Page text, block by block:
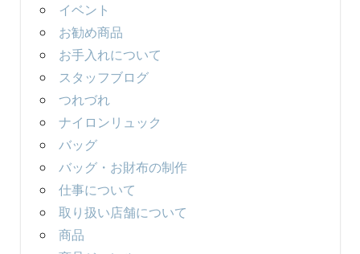
イベント
お勧め商品
お手入れについて
スタッフブログ
つれづれ
ナイロンリュック
バッグ
バッグ・お財布の制作
仕事について
取り扱い店舗について
商品